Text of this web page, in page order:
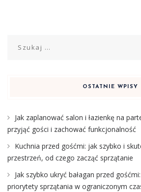
OSTATNIE WPISY
Jak zaplanować salon i łazienkę na
przyjąć gości i zachować funkcjonalność
Kuchnia przed gośćmi: jak szybko i
przestrzeń, od czego zacząć sprzątanie
Jak szybko ukryć bałagan przed
priorytety sprzątania w ograniczonym